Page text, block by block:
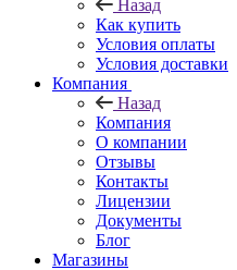
Назад
Как купить
Условия оплаты
Условия доставки
Компания
Назад
Компания
О компании
Отзывы
Контакты
Лицензии
Документы
Блог
Магазины